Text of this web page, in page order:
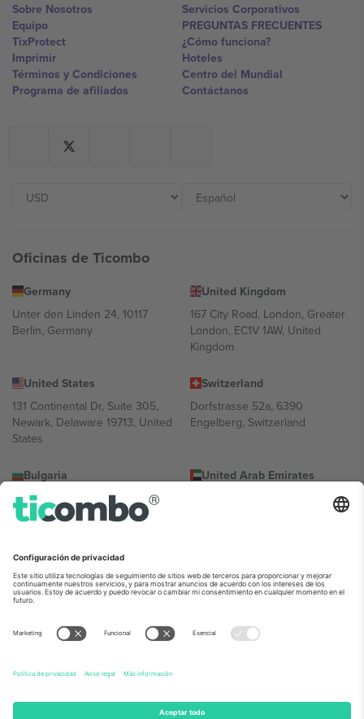
Sobre Nosotros
Equipo
TixProtect
Imprimir
Términos y Condiciones
Programa de afiliados
Servicios Corporativos
PREGUNTAS FRECUENTES
¿Cómo funciona?
Hoteles
Centro del Mundial
Contáctanos
Oficinas de Ticombo
Germany
Unter den Linden 24, 10117
Berlin, Germany
United Kingdom
167 City Road, London, Greater
London, EC1V 1AW, United
Kingdom
United States
131 Continental Dr, Suite 305,
Newark, Delaware 19713, United
States
Switzerland
Dorfstrasse 52a, 6390
Engelberg, Switzerland
Bulgaria
Regus Sofia City West, bul
Totleben 53-55, 1606 Sofia,
United Arab Emirates
UAE Dubai Silicon Oasis, DDP
Building A1, Office 302, Dubai,
Mexico
Av Chapultepec 360, Roma
Norte, Cuauhtémoc, 06700
Ciudad de México, CDMX,
Mexico
La entidad jurídica del proveedor de la plataforma puede variar en
información, consulte la página específica del evento, el pie de